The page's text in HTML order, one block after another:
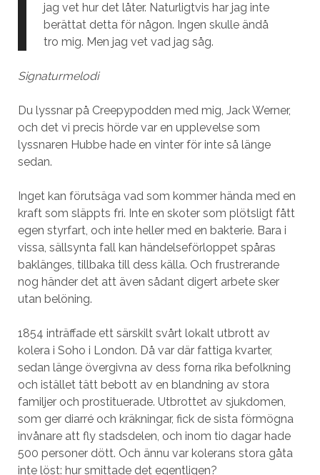
jag vet hur det låter. Naturligtvis har jag inte
berättat detta för någon. Ingen skulle ändå
tro mig. Men jag vet vad jag såg.
Signaturmelodi
Du lyssnar på Creepypodden med mig, Jack Werner,
och det vi precis hörde var en upplevelse som
lyssnaren Hubbe hade en vinter för inte så länge
sedan.
Inget kan förutsäga vad som kommer hända med en
kraft som släppts fri. Inte en skoter som plötsligt fått
egen styrfart, och inte heller med en bakterie. Bara i
vissa, sällsynta fall kan händelseförloppet spåras
baklänges, tillbaka till dess källa. Och frustrerande
nog händer det att även sådant digert arbete sker
utan belöning.
1854 inträffade ett särskilt svårt lokalt utbrott av
kolera i Soho i London. Då var där fattiga kvarter,
sedan länge övergivna av dess forna rika befolkning
och istället tätt bebott av en blandning av stora
familjer och prostituerade. Utbrottet av sjukdomen,
som ger diarré och kräkningar, fick de sista förmögna
invånare att fly stadsdelen, och inom tio dagar hade
500 personer dött. Och ännu var kolerans stora gåta
inte löst: hur smittade det egentligen?